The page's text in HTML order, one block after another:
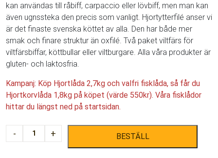
kan användas till råbiff, carpaccio eller lövbiff, men man kan
även ugnssteka den precis som vanligt. Hjortytterfilé anser vi
är det finaste svenska köttet av alla. Den har både mer
smak och finare struktur än oxfilé. Två paket viltfärs för
viltfärsbiffar, köttbullar eller viltburgare. Alla våra produkter är
gluten- och laktosfria.
Kampanj: Köp Hjortlåda 2,7kg och valfri fisklåda, så får du
Hjortkorvlåda 1,8kg på köpet (värde 550kr). Våra fisklådor
hittar du längst ned på startsidan.
-
Hjortlåda
2,7kg
+ BESTÄLL